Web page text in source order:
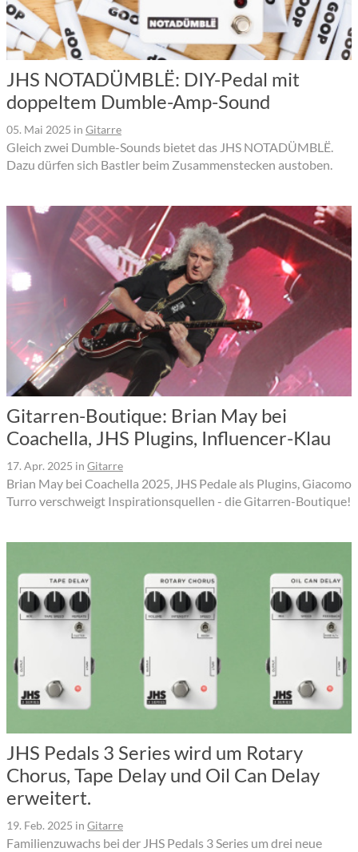
JHS NOTADÜMBLË: DIY-Pedal mit
doppeltem Dumble-Amp-Sound
05. Mai 2025 in Gitarre
Gleich zwei Dumble-Sounds bietet das JHS NOTADÜMBLË.
Dazu dürfen sich Bastler beim Zusammenstecken austoben.
Gitarren-Boutique: Brian May bei
Coachella, JHS Plugins, Influencer-Klau
17. Apr. 2025 in Gitarre
Brian May bei Coachella 2025, JHS Pedale als Plugins, Giacomo
Turro verschweigt Inspirationsquellen - die Gitarren-Boutique!
JHS Pedals 3 Series wird um Rotary
Chorus, Tape Delay und Oil Can Delay
erweitert.
19. Feb. 2025 in Gitarre
Familienzuwachs bei der JHS Pedals 3 Series um drei neue